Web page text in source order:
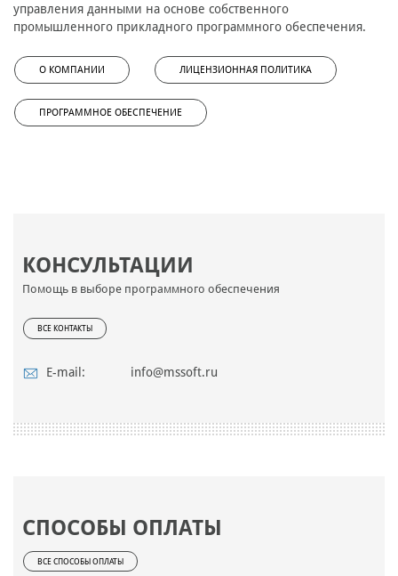
КОНСУЛЬТАЦИИ
Помощь в выборе программного обеспечения
ВСЕ КОНТАКТЫ
E-mail: info@mssoft.ru
СПОСОБЫ ОПЛАТЫ
ВСЕ СПОСОБЫ ОПЛАТЫ
управления данными на основе собственного
промышленного прикладного программного обеспечения.
О КОМПАНИИ ЛИЦЕНЗИОННАЯ ПОЛИТИКА
ПРОГРАММНОЕ ОБЕСПЕЧЕНИЕ